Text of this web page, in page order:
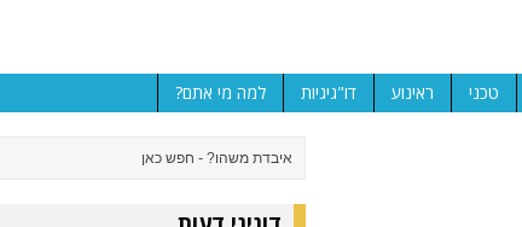
טכני ראינוע דו"גיגיות למה מי אתם?